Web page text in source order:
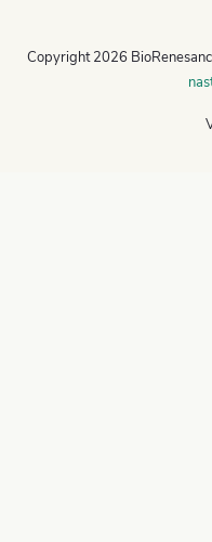
Copyright 2026